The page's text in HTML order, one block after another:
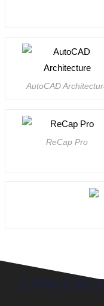
AutoCAD
ReCap Pro
Z-Plan CAD